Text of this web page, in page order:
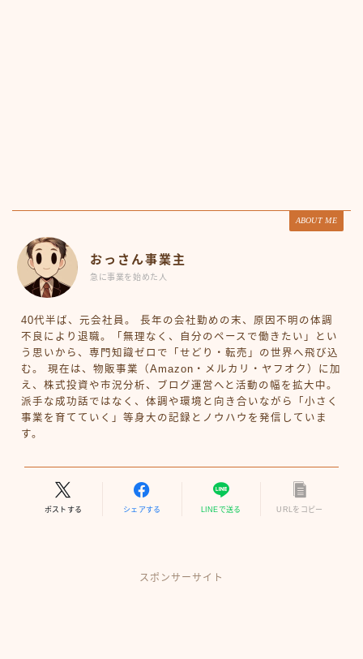
ABOUT ME
おっさん事業主
急に事業を始めた人
40代半ば、元会社員。 長年の会社勤めの末、原因不明の体調
不良により退職。「無理なく、自分のペースで働きたい」とい
う思いから、専門知識ゼロで「せどり・転売」の世界へ飛び込
む。 現在は、物販事業（Amazon・メルカリ・ヤフオク）に加
え、株式投資や市況分析、ブログ運営へと活動の幅を拡大中。
派手な成功話ではなく、体調や環境と向き合いながら「小さく
事業を育てていく」等身大の記録とノウハウを発信していま
す。
ポストする シェアする LINEで送る URLをコピー
スポンサーサイト